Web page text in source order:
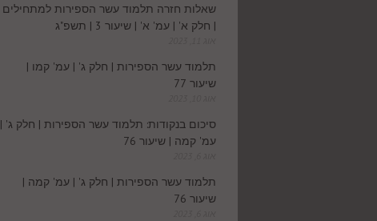
שאלות חזרה תלמוד עשר הספירות למתחילים
| חלק א' | עמ' א' | שיעור 3 | תשפ"ג
תלמוד עשר הספירות | חלק ג' | עמ' קמו |
שיעור 77
סיכום בנקודות: תלמוד עשר הספירות | חלק ג' |
עמ' קמה | שיעור 76
תלמוד עשר הספירות | חלק ג' | עמ' קמה |
שיעור 76